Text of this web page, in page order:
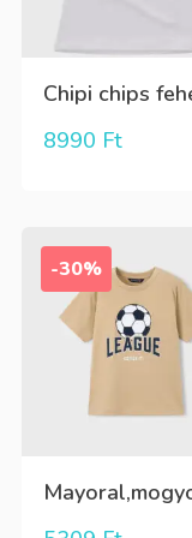
8990 Ft
-30%